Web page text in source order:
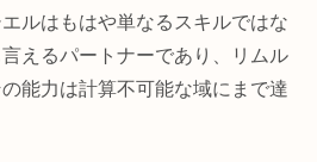
ルはもはや単なるスキルではな
えるパートナーであり、リムル
能力は計算不可能な域にまで達